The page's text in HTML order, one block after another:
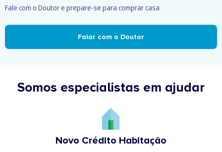
Fale com o Doutor e prepare-se para comprar casa
Falar com o Doutor
Somos especialistas em ajudar
Novo Crédito Habitação